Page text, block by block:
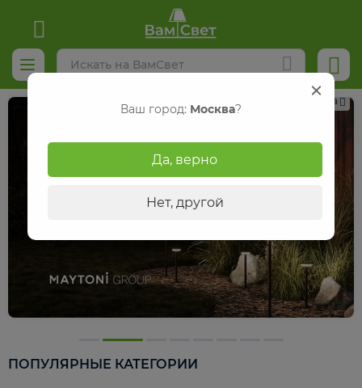
Реклама
ПОПУЛЯРНЫЕ КАТЕГОРИИ
Ваш город: Москва?
Да, верно
Нет, другой